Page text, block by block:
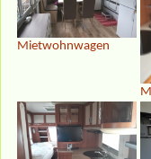
Mietwohnwagen